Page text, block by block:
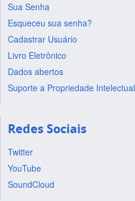
Sua Senha
Esqueceu sua senha?
Cadastrar Usuário
Livro Eletrônico
Dados abertos
Suporte a Propriedade Intelectual
Redes Sociais
Twitter
YouTube
SoundCloud